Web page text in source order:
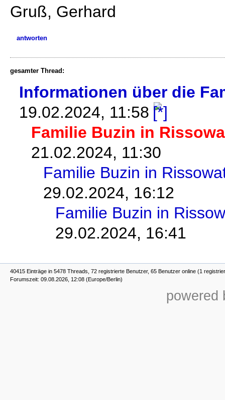
Gruß, Gerhard
antworten
gesamter Thread:
Informationen über die
19.02.2024, 11:58
Familie Buzin in
21.02.2024, 11:30
Familie Buzin in
29.02.2024, 16:12
Familie Buzin in
29.02.2024, 16:41
40415 Einträge in 5478 Threads, 72 registrierte Benutzer, 65 Benutzer online (1
Forumszeit: 09.08.2026, 12:08 (Europe/Berlin)
powered